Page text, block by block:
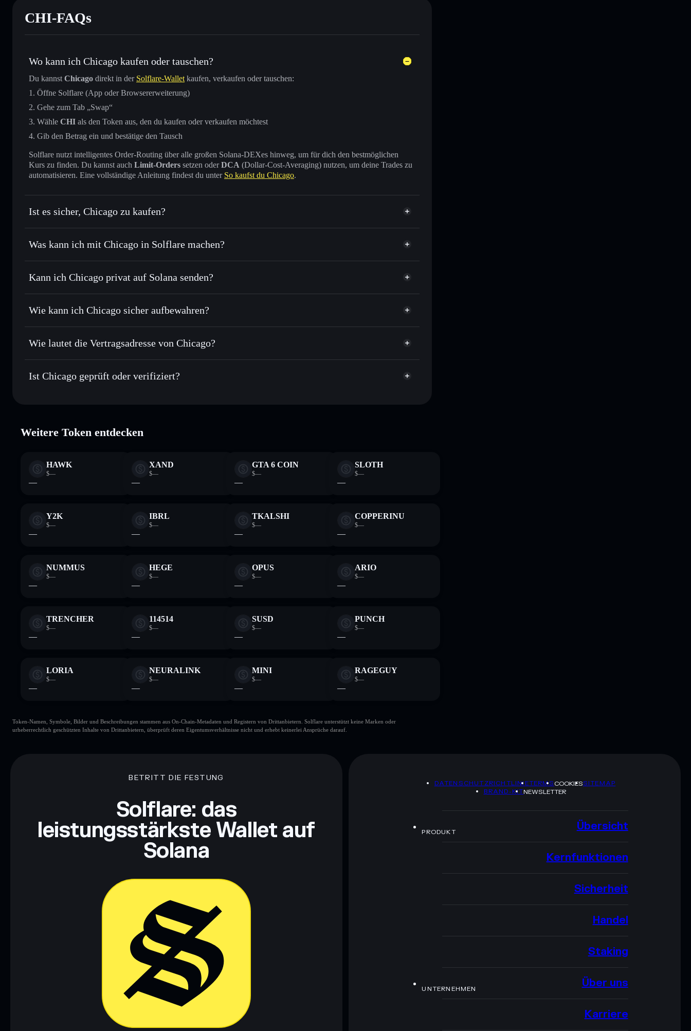
CHI-FAQs
Wo kann ich Chicago kaufen oder tauschen?
Du kannst Chicago direkt in der Solflare-Wallet kaufen, verkaufen oder tauschen:
Öffne Solflare (App oder Browsererweiterung)
Gehe zum Tab „Swap“
Wähle CHI als den Token aus, den du kaufen oder verkaufen möchtest
Gib den Betrag ein und bestätige den Tausch
Solflare nutzt intelligentes Order-Routing über alle großen Solana-DEXes hinweg, um für dich den bestmöglichen
Kurs zu finden. Du kannst auch Limit-Orders setzen oderDCA (Dollar-Cost-Averaging) nutzen, um deine Trades zu
automatisieren. Eine vollständige Anleitung findest du unter So kaufst du Chicago.
Ist es sicher, Chicago zu kaufen?
Chicago verifizierter Token
Was kann ich mit Chicago in Solflare machen?
Chicago
Solflare-Wallet
Tausche sofort– tausche CHI gegen SOL, USDC oder Tausende andere Solana‑Tokens mit intelligentem Order-
Aggregators von Solflare
Verfolge in Echtzeit– beobachte Kurs, Volumen, Marktkapitalisierung und Liquidität von CHI in Echtzeit
Verwahre sicher – halte CHI in einer nicht verwahrenden Wallet, in der du die Kontrolle über deine privaten
Kann ich Chicago privat auf Solana senden?
Solflare-Wallet Privacy Aggregator Chicago
Wie kann ich Chicago sicher aufbewahren?
Chicago nicht verwahrenden Wallet Solflare
Privacy Aggregator
Wie lautet die Vertragsadresse von Chicago?
Chicago
FXdwYhavxUufiDfEA3kPyVzJSYoQ16euB1EdPfBakXX5
Solflare-
Ist Chicago geprüft oder verifiziert?
Weitere Token entdecken
HAWK
$—
—
XAND
$—
—
GTA 6 COIN
$—
—
SLOTH
$—
—
Y2K
$—
—
IBRL
$—
—
TKALSHI
$—
—
COPPERINU
$—
—
NUMMUS
$—
—
HEGE
$—
—
OPUS
$—
—
ARIO
$—
—
TRENCHER
$—
—
114514
$—
—
SUSD
$—
—
PUNCH
$—
—
LORIA
$—
—
NEURALINK
$—
—
MINI
$—
—
RAGEGUY
$—
—
Token-Namen, Symbole, Bilder und Beschreibungen stammen aus On-Chain-Metadaten und Registern von Drittanbietern. Solflare unterstützt keine Marken oder
urheberrechtlich geschützten Inhalte von Drittanbietern, überprüft deren Eigentumsverhältnisse nicht und erhebt keinerlei Ansprüche darauf.
BETRITT DIE FESTUNG
Solflare: das
leistungsstärkste Wallet auf
Solana
DATENSCHUTZRICHTLINIETERMSCOOKIESSITEMAP
BRAND-KITNEWSLETTER
PRODUKT Übersicht
Kernfunktionen
Sicherheit
Handel
Staking
UNTERNEHMEN Über uns
Karriere